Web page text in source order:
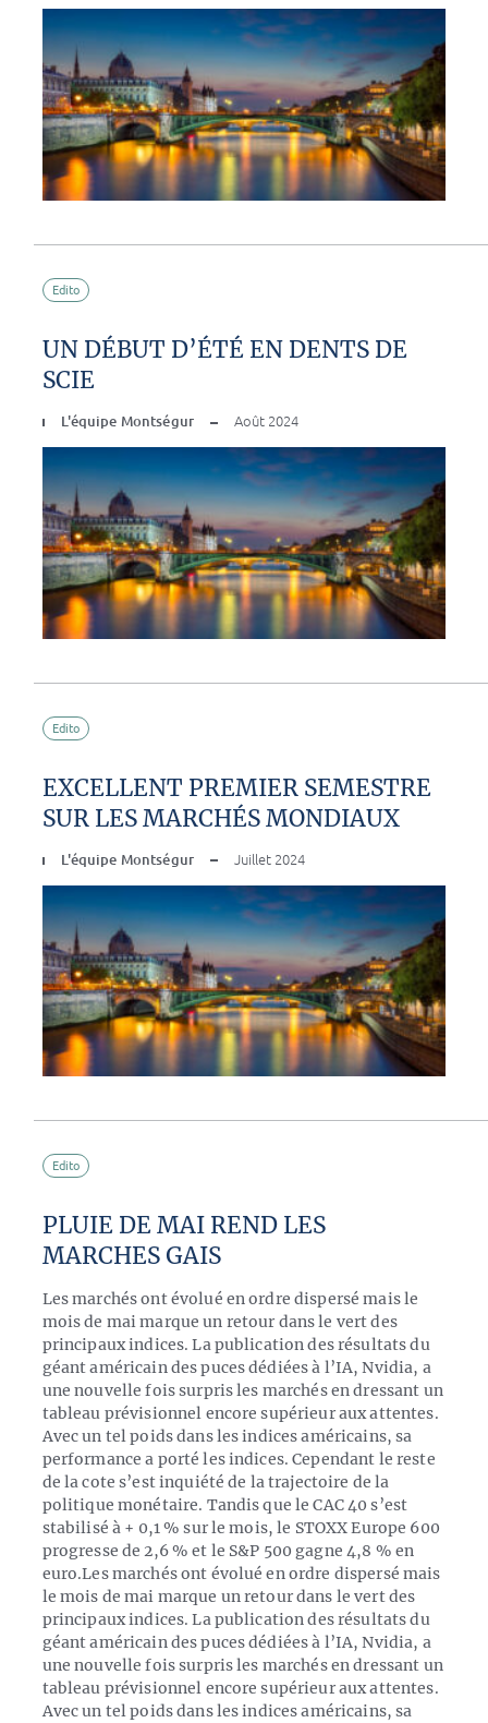
Edito
UN DÉBUT D’ÉTÉ EN DENTS DE
SCIE
L'équipe Montségur Août 2024
Edito
EXCELLENT PREMIER SEMESTRE
SUR LES MARCHÉS MONDIAUX
L'équipe Montségur Juillet 2024
Edito
PLUIE DE MAI REND LES
MARCHES GAIS
Les marchés ont évolué en ordre dispersé mais le
mois de mai marque un retour dans le vert des
principaux indices. La publication des résultats du
géant américain des puces dédiées à l’IA, Nvidia, a
une nouvelle fois surpris les marchés en dressant un
tableau prévisionnel encore supérieur aux attentes.
Avec un tel poids dans les indices américains, sa
performance a porté les indices. Cependant le reste
de la cote s’est inquiété de la trajectoire de la
politique monétaire. Tandis que le CAC 40 s’est
stabilisé à + 0,1 % sur le mois, le STOXX Europe 600
progresse de 2,6 % et le S&P 500 gagne 4,8 % en
euro.Les marchés ont évolué en ordre dispersé mais
le mois de mai marque un retour dans le vert des
principaux indices. La publication des résultats du
géant américain des puces dédiées à l’IA, Nvidia, a
une nouvelle fois surpris les marchés en dressant un
tableau prévisionnel encore supérieur aux attentes.
Avec un tel poids dans les indices américains, sa